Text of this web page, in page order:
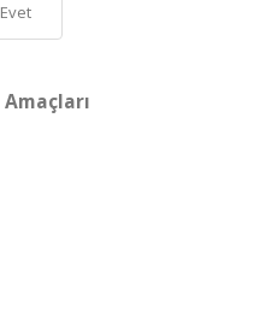
Evet